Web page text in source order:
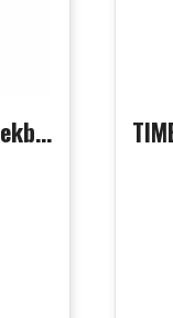
BLADE + - Groot intrekbaar afbreekmes